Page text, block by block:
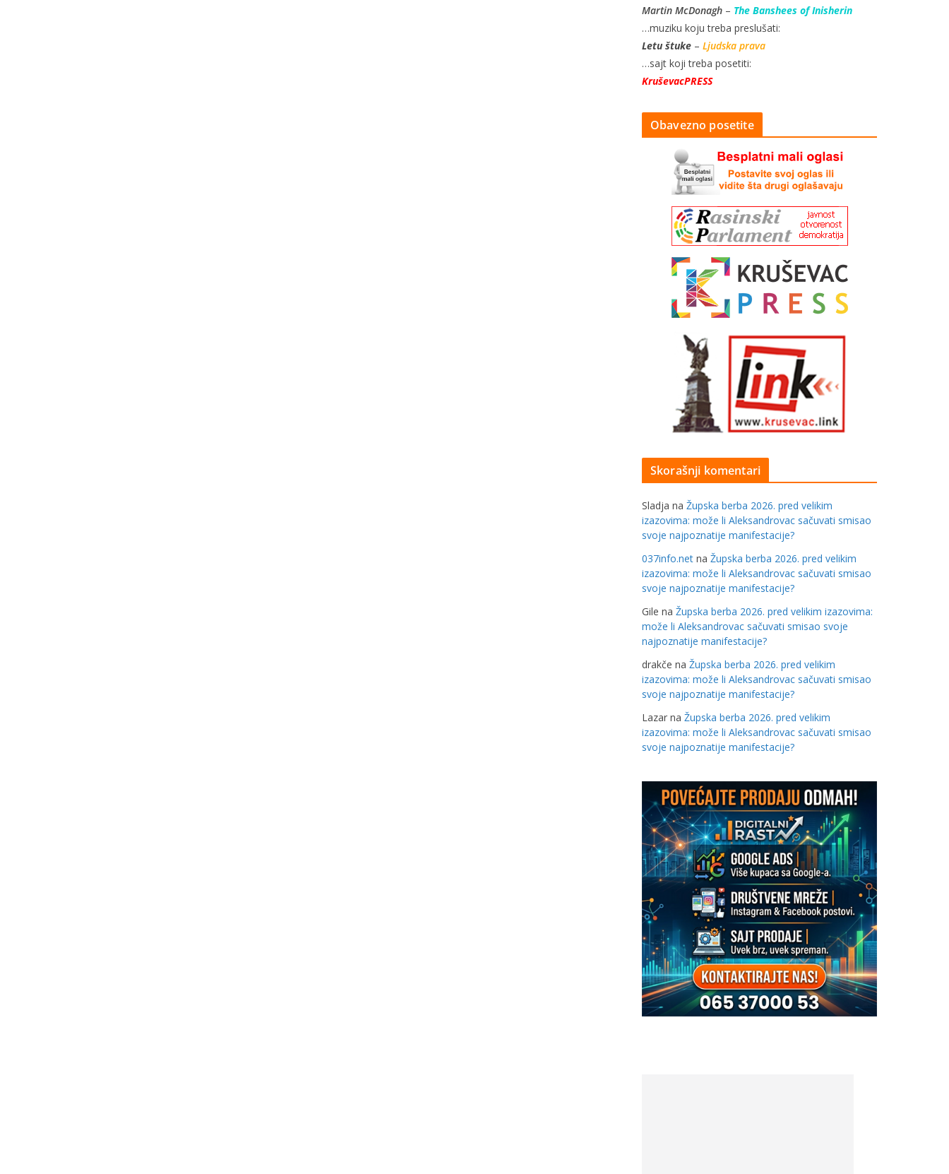
Martin McDonagh – The Banshees of Inisherin
…muziku koju treba preslušati:
Letu štuke – Ljudska prava
…sajt koji treba posetiti:
KruševacPRESS
Obavezno posetite
Skorašnji komentari
Sladja na Župska berba 2026. pred velikim
izazovima: može li Aleksandrovac sačuvati smisao
svoje najpoznatije manifestacije?
037info.net na Župska berba 2026. pred velikim
izazovima: može li Aleksandrovac sačuvati smisao
svoje najpoznatije manifestacije?
Gile na Župska berba 2026. pred velikim izazovima:
može li Aleksandrovac sačuvati smisao svoje
najpoznatije manifestacije?
drakče na Župska berba 2026. pred velikim
izazovima: može li Aleksandrovac sačuvati smisao
svoje najpoznatije manifestacije?
Lazar na Župska berba 2026. pred velikim
izazovima: može li Aleksandrovac sačuvati smisao
svoje najpoznatije manifestacije?